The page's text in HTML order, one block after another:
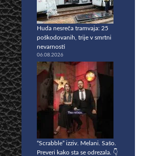
Huda nesreča tramvaja: 25
poškodovanih, trije v smrtni
nevarnosti
06.08.2026
“Scrabble” izziv. Melani. Sašo.
Preveri kako sta se odrezala. 👇